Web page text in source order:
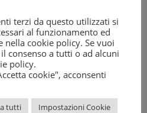
del Cittadino (MDC) a
terzi da questo utilizzati si
al funzionamento ed
cookie policy. Se vuoi
consenso a tutti o ad alcuni
policy.
cookie", acconsenti
tutti Impostazioni Cookie